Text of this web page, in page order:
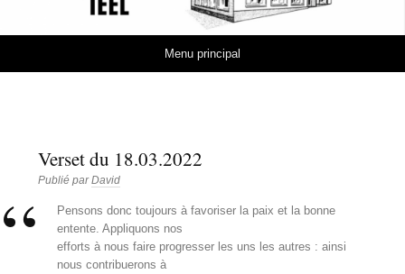
Menu principal
Verset du 18.03.2022
Publié parDavid
Pensons donc toujours à favoriser la paix et la bonne
entente. Appliquons nos
efforts à nous faire progresser les uns les autres : ainsi
nous contribuerons à